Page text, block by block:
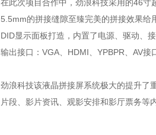
在此次项目合作中，劲浪科技采用的46寸
5.5mm的拼接缝隙至臻完美的拼接效果
DID显示面板打造，内置了电源、驱动、
输出接口：VGA、HDMI、YPBPR、AV
劲浪科技该液晶拼接屏系统极大的提升了
片段、影片资讯、观影安排和影厅票务